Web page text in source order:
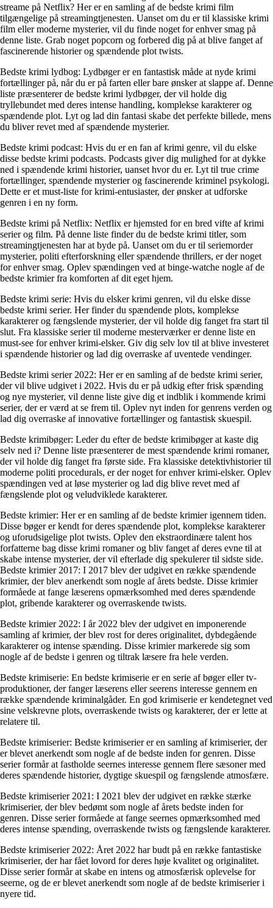
streame på Netflix? Her er en samling af de bedste krimi film
tilgængelige på streamingtjenesten. Uanset om du er til klassiske krimi
film eller moderne mysterier, vil du finde noget for enhver smag på
denne liste. Grab noget popcorn og forbered dig på at blive fanget af
fascinerende historier og spændende plot twists.
Bedste krimi lydbog: Lydbøger er en fantastisk måde at nyde krimi
fortællinger på, når du er på farten eller bare ønsker at slappe af. Denne
liste præsenterer de bedste krimi lydbøger, der vil holde dig
tryllebundet med deres intense handling, komplekse karakterer og
spændende plot. Lyt og lad din fantasi skabe det perfekte billede, mens
du bliver revet med af spændende mysterier.
Bedste krimi podcast: Hvis du er en fan af krimi genre, vil du elske
disse bedste krimi podcasts. Podcasts giver dig mulighed for at dykke
ned i spændende krimi historier, uanset hvor du er. Lyt til true crime
fortællinger, spændende mysterier og fascinerende kriminel psykologi.
Dette er et must-liste for krimi-entusiaster, der ønsker at udforske
genren i en ny form.
Bedste krimi på Netflix: Netflix er hjemsted for en bred vifte af krimi
serier og film. På denne liste finder du de bedste krimi titler, som
streamingtjenesten har at byde på. Uanset om du er til seriemorder
mysterier, politi efterforskning eller spændende thrillers, er der noget
for enhver smag. Oplev spændingen ved at binge-watche nogle af de
bedste krimier fra komforten af dit eget hjem.
Bedste krimi serie: Hvis du elsker krimi genren, vil du elske disse
bedste krimi serier. Her finder du spændende plots, komplekse
karakterer og fængslende mysterier, der vil holde dig fanget fra start til
slut. Fra klassiske serier til moderne mesterværker er denne liste en
must-see for enhver krimi-elsker. Giv dig selv lov til at blive investeret
i spændende historier og lad dig overraske af uventede vendinger.
Bedste krimi serier 2022: Her er en samling af de bedste krimi serier,
der vil blive udgivet i 2022. Hvis du er på udkig efter frisk spænding
og nye mysterier, vil denne liste give dig et indblik i kommende krimi
serier, der er værd at se frem til. Oplev nyt inden for genrens verden og
lad dig overraske af innovative fortællinger og fantastisk skuespil.
Bedste krimibøger: Leder du efter de bedste krimibøger at kaste dig
selv ned i? Denne liste præsenterer de mest spændende krimi romaner,
der vil holde dig fanget fra første side. Fra klassiske detektivhistorier til
moderne politi procedurals, er der noget for enhver krimi-elsker. Oplev
spændingen ved at løse mysterier og lad dig blive revet med af
fængslende plot og veludviklede karakterer.
Bedste krimier: Her er en samling af de bedste krimier igennem tiden.
Disse bøger er kendt for deres spændende plot, komplekse karakterer
og uforudsigelige plot twists. Oplev den ekstraordinære talent hos
forfatterne bag disse krimi romaner og bliv fanget af deres evne til at
skabe intense mysterier, der vil efterlade dig spekulerer til sidste side.
Bedste krimier 2017: I 2017 blev der udgivet en række spændende
krimier, der blev anerkendt som nogle af årets bedste. Disse krimier
formåede at fange læserens opmærksomhed med deres spændende
plot, gribende karakterer og overraskende twists.
Bedste krimier 2022: I år 2022 blev der udgivet en imponerende
samling af krimier, der blev rost for deres originalitet, dybdegående
karakterer og intense spænding. Disse krimier markerede sig som
nogle af de bedste i genren og tiltrak læsere fra hele verden.
Bedste krimiserie: En bedste krimiserie er en serie af bøger eller tv-
produktioner, der fanger læserens eller seerens interesse gennem en
række spændende kriminalgåder. En god krimiserie er kendetegnet ved
sine velskrevne plots, overraskende twists og karakterer, der er lette at
relatere til.
Bedste krimiserier: Bedste krimiserier er en samling af krimiserier, der
er blevet anerkendt som nogle af de bedste inden for genren. Disse
serier formår at fastholde seernes interesse gennem flere sæsoner med
deres spændende historier, dygtige skuespil og fængslende atmosfære.
Bedste krimiserier 2021: I 2021 blev der udgivet en række stærke
krimiserier, der blev bedømt som nogle af årets bedste inden for
genren. Disse serier formåede at fange seernes opmærksomhed med
deres intense spænding, overraskende twists og fængslende karakterer.
Bedste krimiserier 2022: Året 2022 har budt på en række fantastiske
krimiserier, der har fået lovord for deres høje kvalitet og originalitet.
Disse serier formår at skabe en intens og atmosfærisk oplevelse for
seerne, og de er blevet anerkendt som nogle af de bedste krimiserier i
nyere tid.